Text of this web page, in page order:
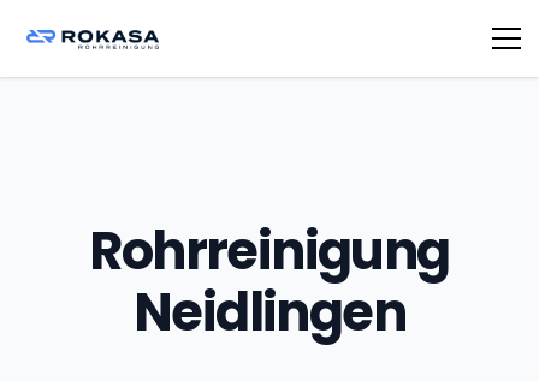
Rohrreinigung
Neidlingen